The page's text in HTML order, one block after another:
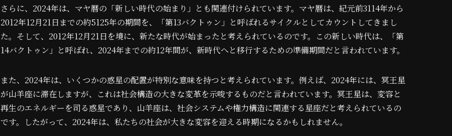
さらに、2024年は、マヤ暦の「新しい時代の始まり」とも関連付けられています。マヤ暦は、紀元前3114年から
2012年12月21日までの約5125年の期間を、「第13バクトゥン」と呼ばれるサイクルとしてカウントしてきまし
た。そして、2012年12月21日を境に、新たな時代が始まったと考えられているのです。この新しい時代は、「第
14バクトゥン」と呼ばれ、2024年までの約12年間が、新時代へと移行するための準備期間だと言われています。
また、2024年は、いくつかの惑星の配置が特別な意味を持つと考えられています。例えば、2024年には、冥王星
が山羊座に滞在しますが、これは社会構造の大きな変革を示唆するものだと言われています。冥王星は、変容と
再生のエネルギーを司る惑星であり、山羊座は、社会システムや権力構造に関連する星座だと考えられているの
です。したがって、2024年は、私たちの社会が大きな変容を迎える時期になるかもしれません。